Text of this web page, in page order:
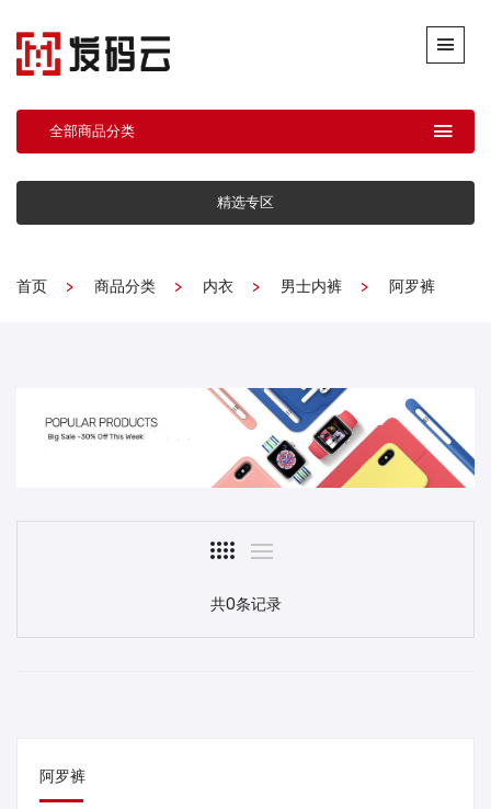
全部商品分类
精选专区
首页 商品分类 内衣 男士内裤 阿罗裤
共0条记录
阿罗裤